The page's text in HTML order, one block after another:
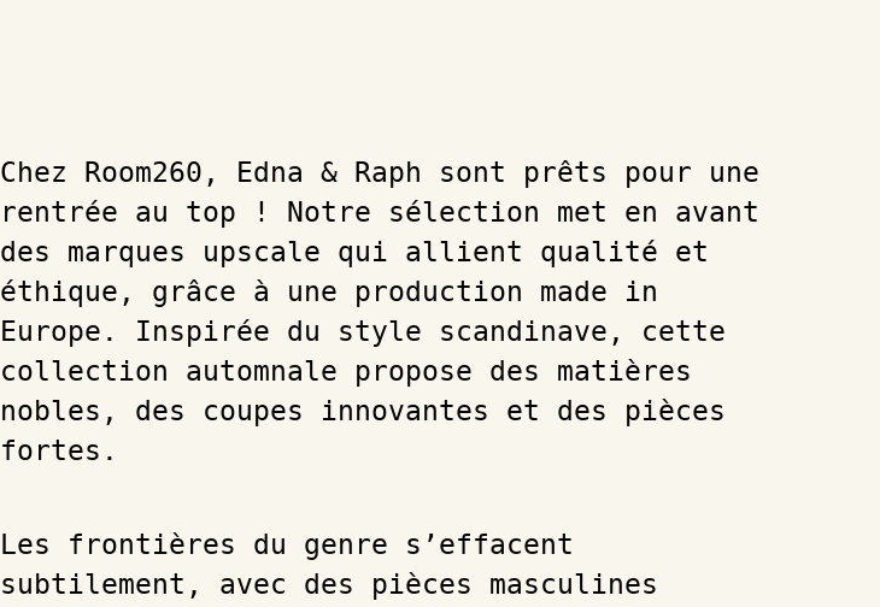
Chez Room260, Edna & Raph sont prêts pour une
rentrée au top ! Notre sélection met en avant
des marques upscale qui allient qualité et
éthique, grâce à une production made in
Europe. Inspirée du style scandinave, cette
collection automnale propose des matières
nobles, des coupes innovantes et des pièces
fortes.
Les frontières du genre s’effacent
subtilement, avec des pièces masculines